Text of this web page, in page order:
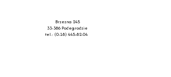
Brzezna 245
33-386 Podegrodzie
tel.: (0-18) 445-82-04